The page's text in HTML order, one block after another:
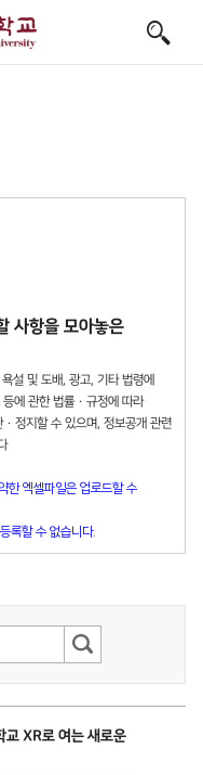
사항을 모아놓은
설 및 도배, 광고, 기타 법령에
에 관한 법률 · 규정에 따라
· 정지할 수 있으며, 정보공개 관련
한 엑셀파일은 업로드할 수
록할 수 없습니다.
XR로 여는 새로운